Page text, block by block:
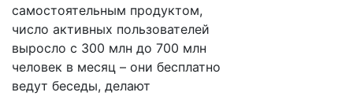
самостоятельным продуктом,
число активных пользователей
выросло с 300 млн до 700 млн
человек в месяц – они бесплатно
ведут беседы, делают